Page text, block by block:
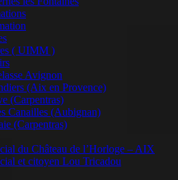
( UIMM )
Avignon
(Aix en Provence)
(Carpentras)
Canailles (Aubignan)
(Carpentras)
du Château de l’Horloge – AIX
et citoyen Lou Tricadou